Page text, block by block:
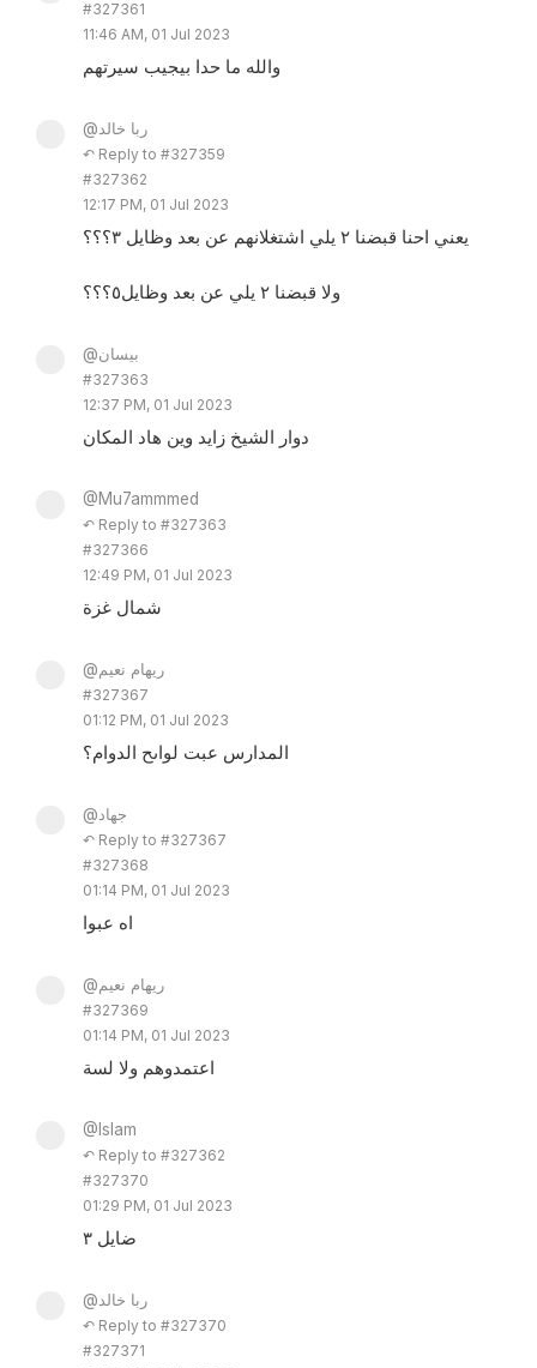
#327361
11:46 AM, 01 Jul 2023
والله ما حدا بيجيب سيرتهم
@ربا خالد
↶ Reply to #327359
#327362
12:17 PM, 01 Jul 2023
يعني احنا قبضنا ٢ يلي اشتغلانهم عن بعد وظايل ٣؟؟؟
ولا قبضنا ٢ يلي عن بعد وظايل٥؟؟؟
@بيسان
#327363
12:37 PM, 01 Jul 2023
دوار الشيخ زايد وين هاد المكان
@Mu7ammmed
↶ Reply to #327363
#327366
12:49 PM, 01 Jul 2023
شمال غزة
@ريهام نعيم
#327367
01:12 PM, 01 Jul 2023
المدارس عبت لواىح الدوام؟
@جهاد
↶ Reply to #327367
#327368
01:14 PM, 01 Jul 2023
اه عبوا
@ريهام نعيم
#327369
01:14 PM, 01 Jul 2023
اعتمدوهم ولا لسة
@Islam
↶ Reply to #327362
#327370
01:29 PM, 01 Jul 2023
ضايل ٣
@ربا خالد
↶ Reply to #327370
#327371